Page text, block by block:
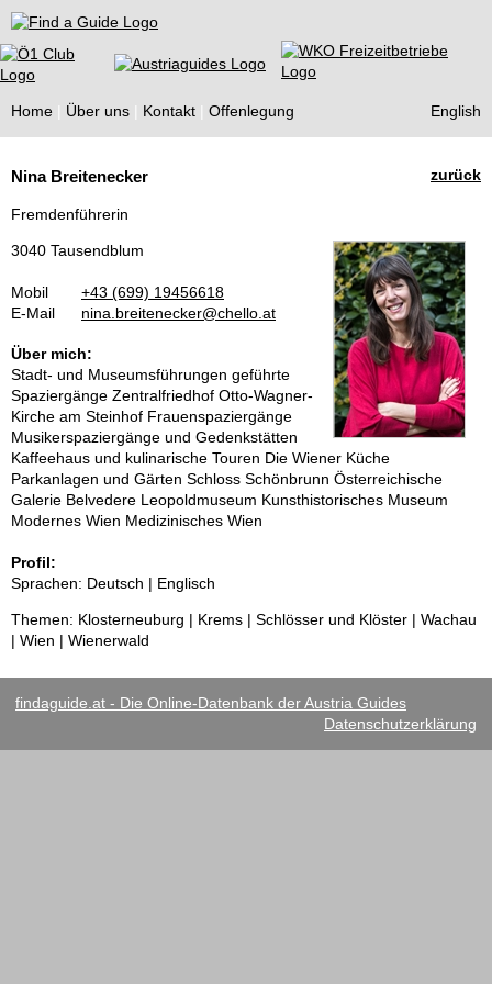
Find a Guide
Home Über uns Kontakt Offenlegung English
Guides
zurück
Nina Breitenecker
Fremdenführerin
3040 Tausendblum
Mobil
+43 (699) 19456618
E-Mail
nina.breitenecker@chello.at
Über mich:
Stadt- und Museumsführungen geführte
Spaziergänge Zentralfriedhof Otto-Wagner-
Kirche am Steinhof Frauenspaziergänge
Musikerspaziergänge und Gedenkstätten
Kaffeehaus und kulinarische Touren Die Wiener Küche
Parkanlagen und Gärten Schloss Schönbrunn Österreichische
Galerie Belvedere Leopoldmuseum Kunsthistorisches Museum
Modernes Wien Medizinisches Wien
Profil:
Sprachen: Deutsch | Englisch
Themen: Klosterneuburg | Krems | Schlösser und Klöster | Wachau
| Wien | Wienerwald
findaguide.at - Die Online-Datenbank der Austria Guides
Datenschutzerklärung